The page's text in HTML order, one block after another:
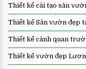
Thiết kế cải tạo sân
Thiết kế Sân vườn đẹp
Thiết kế cảnh quan
Thiết kế vườn đẹp